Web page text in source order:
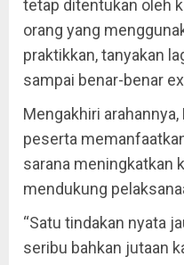
tetap ditentukan oleh
orang yang
praktikkan, tanyakan
sampai benar-benar
Mengakhiri
peserta
sarana meningkatkan
mendukung
“Satu tindakan nyata
seribu bahkan jutaan